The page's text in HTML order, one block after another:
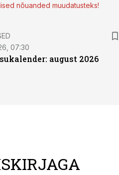
nõuanded muudatusteks!
07:30
august 2026